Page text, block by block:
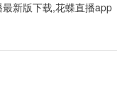
新版下载,花蝶直播app